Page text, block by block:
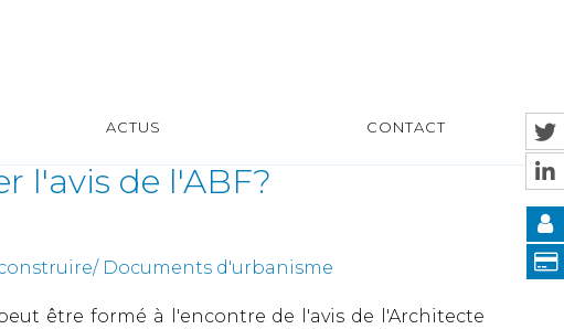
ACTUS CONTACT
l'avis de l'ABF?
Documents d'urbanisme
être formé à l'encontre de l'avis de l'Architecte